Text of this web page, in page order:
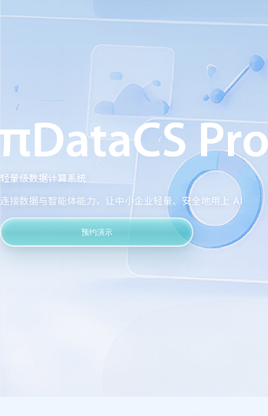
轻量级数据计算系统
连接数据与智能体能力，让中小企业轻量、安全地用上 AI
预约演示